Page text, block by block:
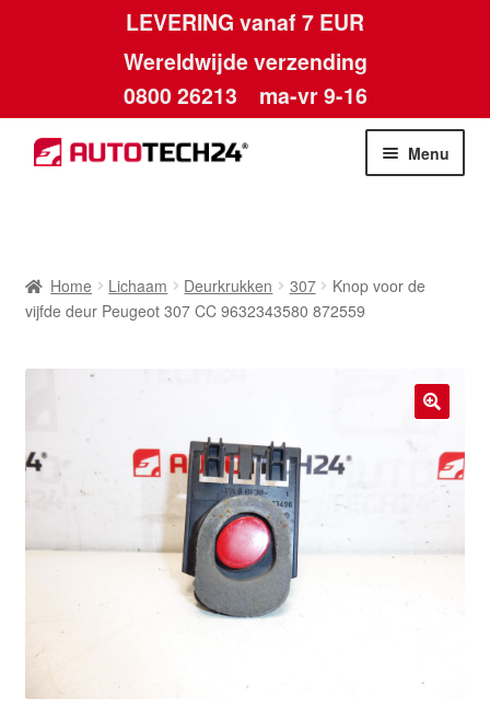
LEVERING vanaf 7 EUR
Wereldwijde verzending
0800 26213 ma-vr 9-16
Skip
to
Skip
to
Menu
Contact
Kassa
Klachten
Home Lichaam Deurkrukken 307
Knop voor de
vijfde deur Peugeot 307 CC 9632343580 872559